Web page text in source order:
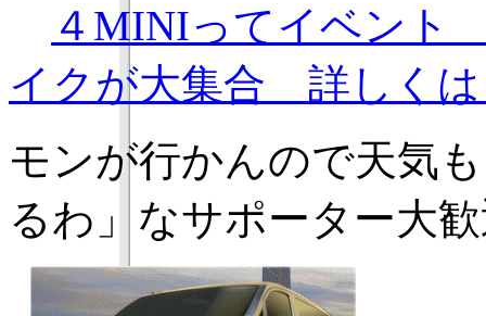
４MINIってイベント
イクが大集合 詳しく
モンが行かんので天気
るわ」なサポーター大